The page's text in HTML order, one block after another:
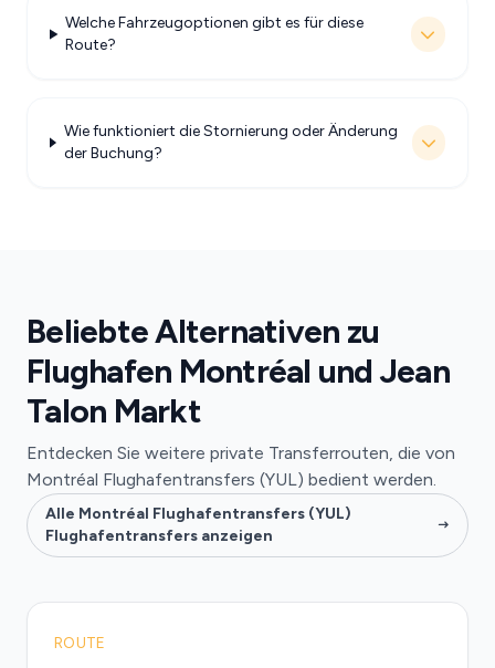
Welche Fahrzeugoptionen gibt es für diese
Route?
Wie funktioniert die Stornierung oder Änderung
der Buchung?
Beliebte Alternativen zu
Flughafen Montréal und Jean
Talon Markt
Entdecken Sie weitere private Transferrouten, die von
Montréal Flughafentransfers (YUL) bedient werden.
Alle Montréal Flughafentransfers (YUL)
Flughafentransfers anzeigen
ROUTE